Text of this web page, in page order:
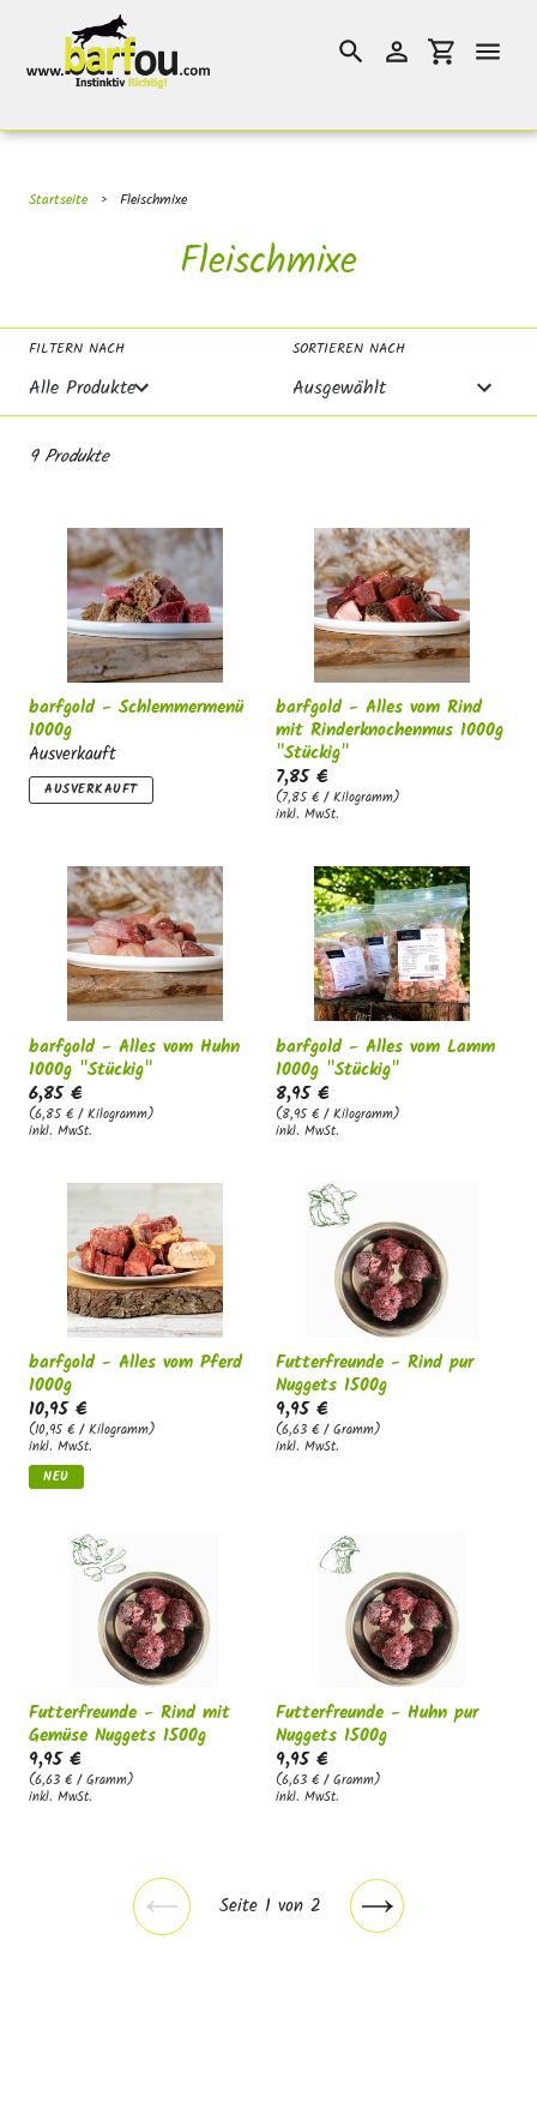
Inhalt
SuchenEinloggen
Startseite › Fleischmixe
S
n
g
:
Fleischmixe
FILTERN NACH SORTIEREN NACH
9 Produkte
barfgold - Schlemmermenü
1000g
Ausverkauft
AUSVERKAUFT
barfgold - Alles vom Rind
mit Rinderknochenmus 1000g
"Stückig"
7,85 €
(7,85 € / Kilogramm)
inkl. MwSt.
barfgold - Alles vom Huhn
1000g "Stückig"
6,85 €
(6,85 € / Kilogramm)
inkl. MwSt.
barfgold - Alles vom Lamm
1000g "Stückig"
8,95 €
(8,95 € / Kilogramm)
inkl. MwSt.
barfgold - Alles vom Pferd
1000g
10,95 €
(10,95 € / Kilogramm)
inkl. MwSt.
NEU
Futterfreunde - Rind pur
Nuggets 1500g
9,95 €
(6,63 € / Gramm)
inkl. MwSt.
Futterfreunde - Rind mit
Gemüse Nuggets 1500g
9,95 €
(6,63 € / Gramm)
inkl. MwSt.
Futterfreunde - Huhn pur
Nuggets 1500g
9,95 €
(6,63 € / Gramm)
inkl. MwSt.
VorherigeSeite 1 von 2
Nächste